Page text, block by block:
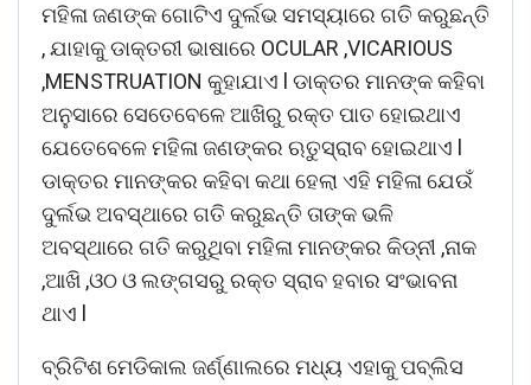
ମହିଳା ଜଣଙ୍କ ଗୋଟିଏ ଦୁର୍ଲଭ ସମସ୍ୟାରେ ଗତି କରୁଛନ୍ତି
, ଯାହାକୁ ଡାକ୍ତରୀ ଭାଷାରେ OCULAR ,VICARIOUS
,MENSTRUATION କୁହାଯାଏ l ଡାକ୍ତର ମାନଙ୍କ କହିବା
ଅନୁସାରେ ସେତେବେଳେ ଆଖିରୁ ରକ୍ତ ପାତ ହୋଇଥାଏ
ଯେତେବେଳେ ମହିଳା ଜଣଙ୍କର ଋତୁସ୍ରାବ ହୋଇଥାଏ l
ଡାକ୍ତର ମାନଙ୍କର କହିବା କଥା ହେଲା ଏହି ମହିଳା ଯେଉଁ
ଦୁର୍ଲଭ ଅବସ୍ଥାରେ ଗତି କରୁଛନ୍ତି ତାଙ୍କ ଭଳି
ଅବସ୍ଥାରେ ଗତି କରୁଥିବା ମହିଳା ମାନଙ୍କର କିଡ୍ନୀ ,ନାକ
,ଆଖି ,ଓଠ ଓ ଲଙ୍ଗସରୁ ରକ୍ତ ସ୍ରାବ ହବାର ସଂଭାବନା
ଥାଏ l
ବ୍ରିଟିଶ ମେଡିକାଲ ଜର୍ଣ୍ଣାଲରେ ମଧ୍ୟ ଏହାକୁ ପବ୍ଲିସ